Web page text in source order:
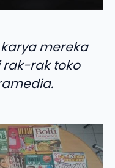
mereka
rak toko